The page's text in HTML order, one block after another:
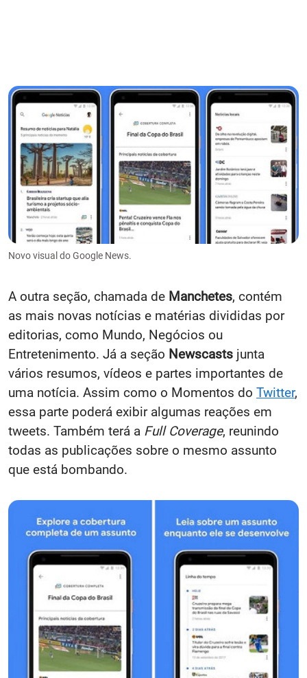
Novo visual do Google News.
A outra seção, chamada de Manchetes, contém
as mais novas notícias e matérias divididas por
editorias, como Mundo, Negócios ou
Entretenimento. Já a seção Newscasts junta
vários resumos, vídeos e partes importantes de
uma notícia. Assim como o Momentos do Twitter,
essa parte poderá exibir algumas reações em
tweets. Também terá a Full Coverage, reunindo
todas as publicações sobre o mesmo assunto
que está bombando.